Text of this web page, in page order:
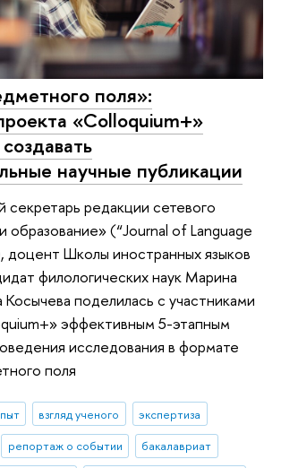
поля»:
«Colloquium+»
научные публикации
секретарь редакции сетевого
образование» (“Journal of Language
доцент Школы иностранных языков
филологических наук Марина
поделилась с участниками
эффективным 5-этапным
исследования в формате
поля
взгляд ученого
экспертиза
репортаж о событии
бакалавриат